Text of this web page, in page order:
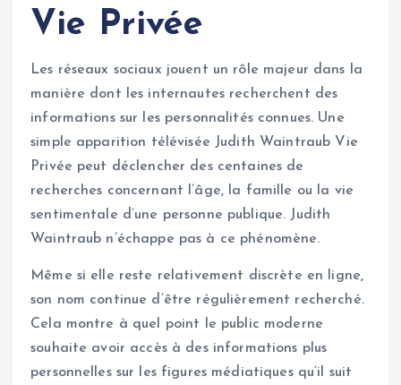
Vie Privée
Les réseaux sociaux jouent un rôle majeur dans la
manière dont les internautes recherchent des
informations sur les personnalités connues. Une
simple apparition télévisée Judith Waintraub Vie
Privée peut déclencher des centaines de
recherches concernant l’âge, la famille ou la vie
sentimentale d’une personne publique. Judith
Waintraub n’échappe pas à ce phénomène.
Même si elle reste relativement discrète en ligne,
son nom continue d’être régulièrement recherché.
Cela montre à quel point le public moderne
souhaite avoir accès à des informations plus
personnelles sur les figures médiatiques qu’il suit